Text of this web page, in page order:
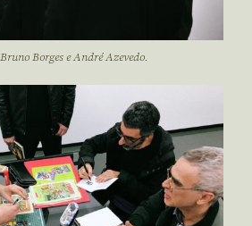
Borges e André Azevedo.